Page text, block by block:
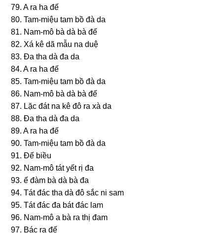
79. A ra ha đế
80. Tam-miệu tam bồ đà da
81. Nam-mô bà dà bà đế
82. Xá kê dã mẫu na duệ
83. Ða tha dà đa da
84. A ra ha đế
85. Tam-miệu tam bồ đà da
86. Nam-mô bà dà bà đế
87. Lặc đát na kê đô ra xà da
88. Ða tha dà đa da
89. A ra ha đế
90. Tam-miệu tam bồ đà da
91. Ðế biều
92. Nam-mô tát yết rị đa
93. ế đàm bà dà bà đa
94. Tát đác tha dà đô ѕắc ni ѕam
95. Tát đác đa bát đác lam
96. Nam-mô a bà ra thị đam
97. Bác ra đế